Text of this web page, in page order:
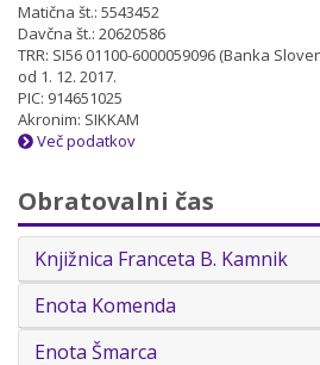
Matična št.: 5543452
Davčna št.: 20620586
TRR: SI56 01100-6000059096 (Banka
od 1. 12. 2017.
PIC: 914651025
Akronim: SIKKAM
Več podatkov
Obratovalni čas
Knjižnica Franceta B. Kamnik
Enota Komenda
Enota Šmarca